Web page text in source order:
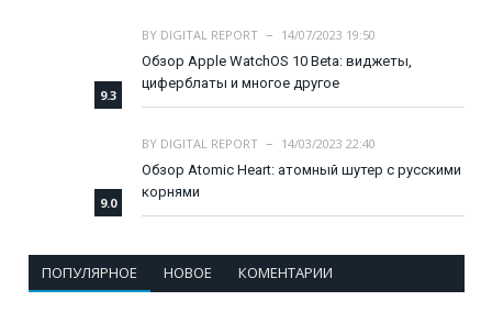
9.3
BY DIGITAL REPORT
14/07/2023 19:50
Обзор Apple WatchOS 10 Beta: виджеты,
циферблаты и многое другое
9.0
BY DIGITAL REPORT
14/03/2023 22:40
Обзор Atomic Heart: атомный шутер с русскими
корнями
ПОПУЛЯРНОЕ НОВОЕ КОМЕНТАРИИ